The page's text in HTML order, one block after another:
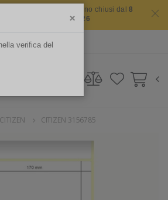
ma i nostri uffici saranno chiusi dal8
2026 al 16 agosto 2026
CITIZEN CITIZEN 3156785
×
verifica del